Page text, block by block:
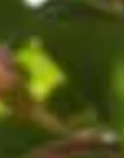
votre laurier-rose avec
rose avec